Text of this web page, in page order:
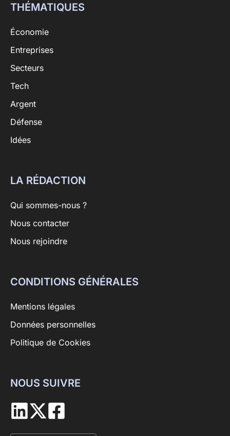
THÉMATIQUES
Économie
Entreprises
Secteurs
Tech
Argent
Défense
Idées
LA RÉDACTION
Qui sommes-nous ?
Nous contacter
Nous rejoindre
CONDITIONS GÉNÉRALES
Mentions légales
Données personnelles
Politique de Cookies
NOUS SUIVRE